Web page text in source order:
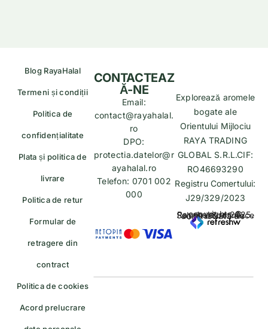
Blog RayaHalal
Termeni și condiții
Politica de
confidențialitate
Plata și politica de
livrare
Politica de retur
Formular de
retragere din
contract
Politica de cookies
Acord prelucrare
Explorează aromele
bogate ale
Orientului Mijlociu
RAYA TRADING
GLOBAL S.R.L.CIF:
RO46693290
Registru Comertului:
J29/329/2023
copyrights © Rayahalal.ro 2025. Soluție eCommerce administrată de
CONTACTEAZ
Ă-NE
Email:
contact@rayahalal.
ro
DPO:
protectia.datelor@r
ayahalal.ro
Telefon: 0701 002
000